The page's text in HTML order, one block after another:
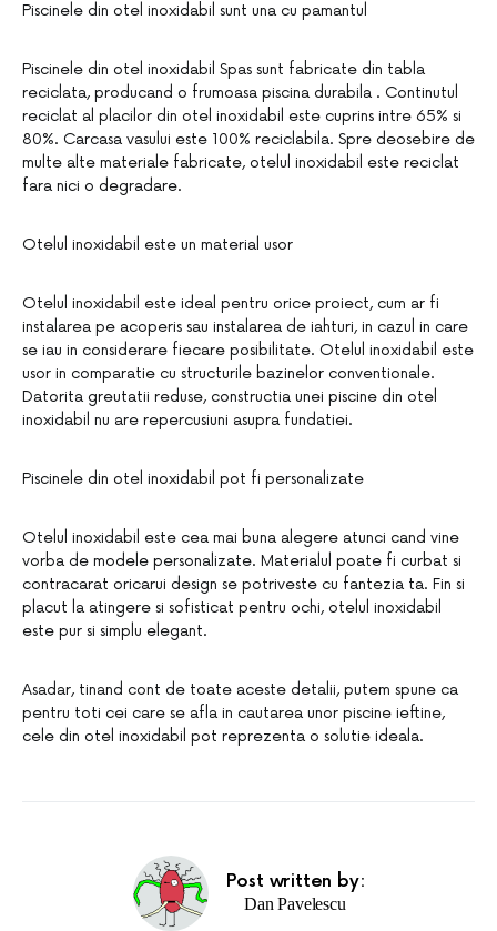
Piscinele din otel inoxidabil sunt una cu pamantul
Piscinele din otel inoxidabil Spas sunt fabricate din tabla
reciclata, producand o frumoasa piscina durabila . Continutul
reciclat al placilor din otel inoxidabil este cuprins intre 65% si
80%. Carcasa vasului este 100% reciclabila. Spre deosebire de
multe alte materiale fabricate, otelul inoxidabil este reciclat
fara nici o degradare.
Otelul inoxidabil este un material usor
Otelul inoxidabil este ideal pentru orice proiect, cum ar fi
instalarea pe acoperis sau instalarea de iahturi, in cazul in care
se iau in considerare fiecare posibilitate. Otelul inoxidabil este
usor in comparatie cu structurile bazinelor conventionale.
Datorita greutatii reduse, constructia unei piscine din otel
inoxidabil nu are repercusiuni asupra fundatiei.
Piscinele din otel inoxidabil pot fi personalizate
Otelul inoxidabil este cea mai buna alegere atunci cand vine
vorba de modele personalizate. Materialul poate fi curbat si
contracarat oricarui design se potriveste cu fantezia ta. Fin si
placut la atingere si sofisticat pentru ochi, otelul inoxidabil
este pur si simplu elegant.
Asadar, tinand cont de toate aceste detalii, putem spune ca
pentru toti cei care se afla in cautarea unor piscine ieftine,
cele din otel inoxidabil pot reprezenta o solutie ideala.
Post written by:
Dan Pavelescu